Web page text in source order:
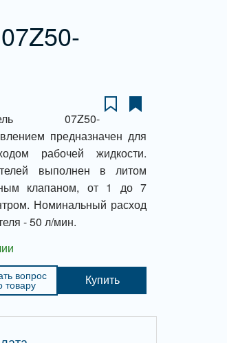
07Z50-
предназначен для
рабочей жидкости.
выполнен в литом
клапаном, от 1 до 7
Номинальный расход
- 50 л/мин.
вопрос
товару
Купить